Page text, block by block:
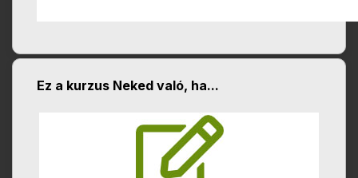
Ez a kurzus Neked való, ha...